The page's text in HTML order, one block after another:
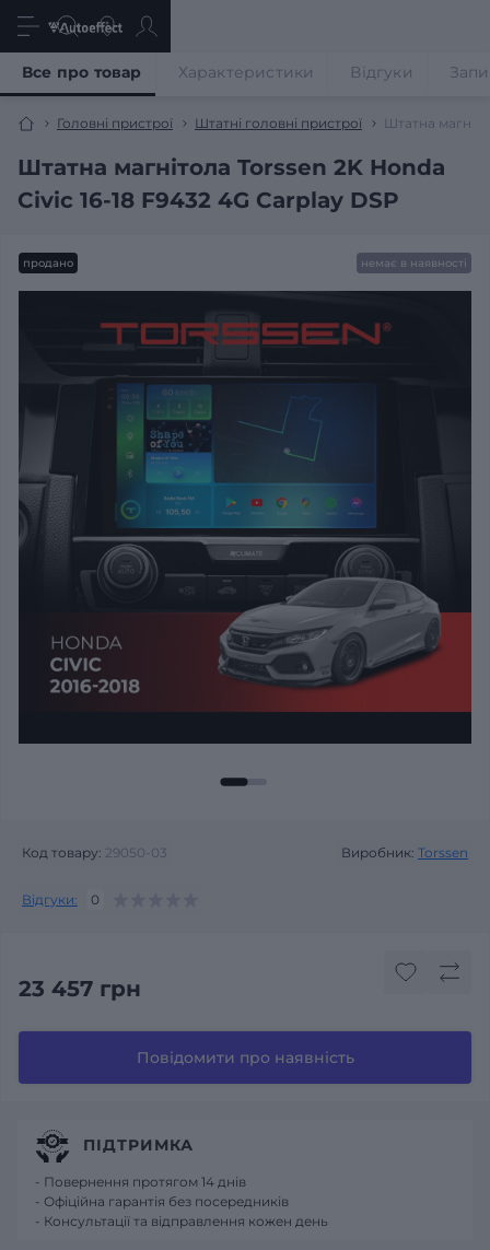
Головні пристрої Штатні головні пристрої Штатна
Штатна магнітола Torssen 2K Honda
Civic 16-18 F9432 4G Carplay DSP
Все про товар Характеристики Відгуки
продано немає в наявності
Код товару: 29050-03 Виробник: Torssen
Відгуки: 0
23 457 грн
Повідомити про наявність
ПІДТРИМКА
- Повернення протягом 14 днів
- Офіційна гарантія без посередників
- Консультації та відправлення кожен день